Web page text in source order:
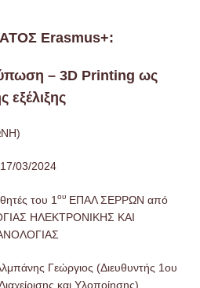
Erasmus+:
– 3D Printing ως
εξέλιξης
03/2024
του 1 ου ΕΠΑΛ ΣΕΡΡΩΝ από
ΗΛΕΚΤΡΟΝΙΚΗΣ ΚΑΙ
Γεώργιος (Διευθυντής 1ου
και Υλοποίησης),